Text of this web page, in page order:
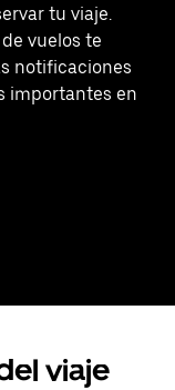
tu viaje.
vuelos te
notificaciones
importantes en
viaje